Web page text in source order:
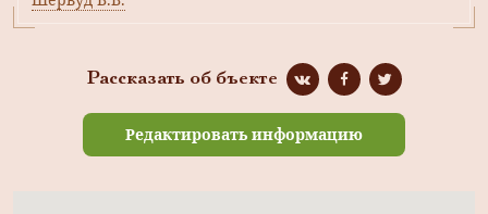
Рассказать об бъекте
Редактировать информацию